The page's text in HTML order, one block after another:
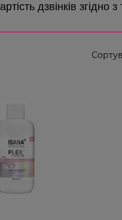
дзвінків згідно